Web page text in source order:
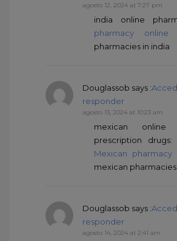
agosto 12, 2024 at 7:27 pm
india online
pharmacy online
pharmacies in india
Douglassob says :
responder
agosto 13, 2024 at 10:23 am
mexican online
prescription drugs:
Mexican pharmacy
mexican
Douglassob says :
responder
agosto 14, 2024 at 2:41 am